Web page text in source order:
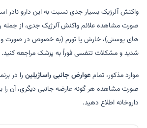
واکنش آلرژیک بسیار جدی نسبت به این دارو نادر
صورت مشاهده علائم واکنش آلرژیک جدی، از
های پوستی)، خارش یا تورم (به خصوص در صورت و
شدید و مشکلات تنفسی فوراً به پزشک مراجعه کنید.
موارد مذکور، تمامعوارض جانبی راساژیلین را در
صورت مشاهده هر گونه عارضه جانبی دیگری، آن
داروخانه اطلاع دهید.